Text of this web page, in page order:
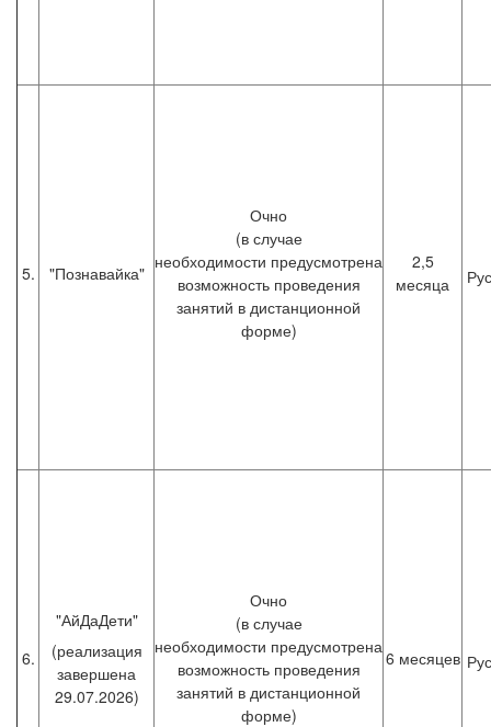
5. "Познавайка"
Очно
(в случае
необходимости предусмотрена
возможность проведения
занятий в дистанционной
форме)
2,5
месяца
6.
"АйДаДети"
(реализация
завершена
29.07.2026)
Очно
(в случае
необходимости предусмотрена
возможность проведения
занятий в дистанционной
форме)
6 месяцев